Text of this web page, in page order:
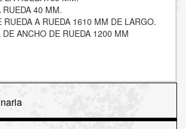
40 MM.
RUEDA A RUEDA 1610 MM DE LARGO.
DE ANCHO DE RUEDA 1200 MM